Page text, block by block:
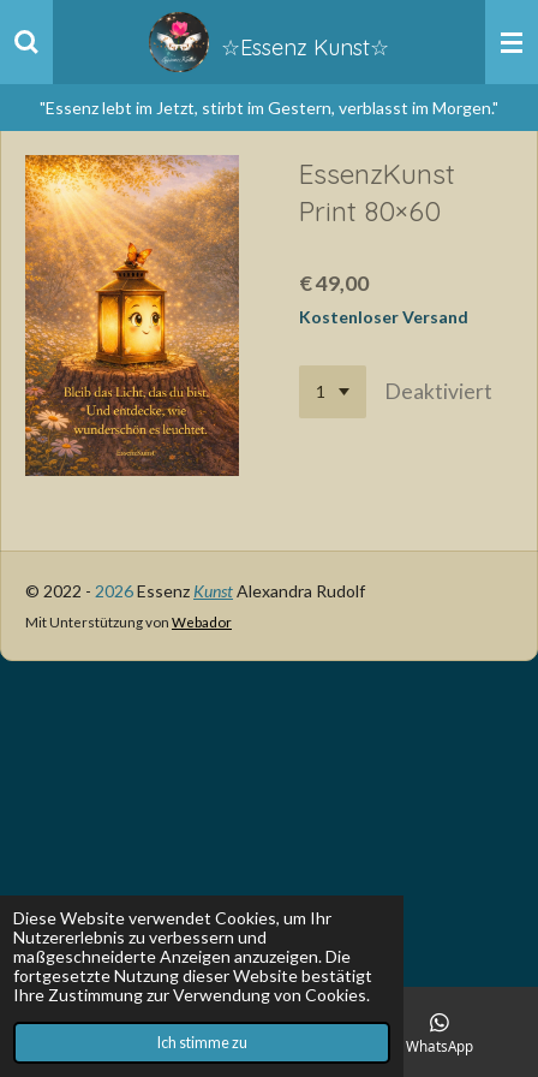
Diese Website verwendet Cookies, um Ihr
Nutzererlebnis zu verbessern und
maßgeschneiderte Anzeigen anzuzeigen. Die
fortgesetzte Nutzung dieser Website bestätigt
Ihre Zustimmung zur Verwendung von Cookies.
Ich stimme zu
Hauptinhalt
springen
☆Essenz Kunst☆
"Essenz lebt im Jetzt, stirbt im Gestern, verblasst im Morgen."
EssenzKunst
Print 80×60
€ 49,00
Kostenloser Versand
Deaktiviert
© 2022 - 2026Essenz KunstAlexandra Rudolf
Mit Unterstützung von Webador
Instagram WhatsApp